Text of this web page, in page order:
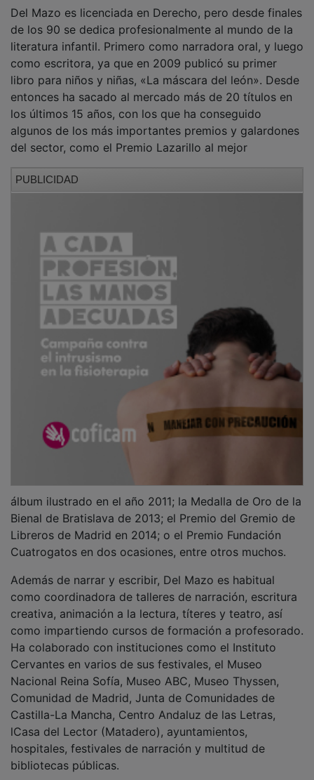
de los 90 se dedica profesionalmente al mundo de la
literatura infantil. Primero como narradora oral, y luego
como escritora, ya que en 2009 publicó su primer
libro para niños y niñas, «La máscara del león». Desde
entonces ha sacado al mercado más de 20 títulos en
los últimos 15 años, con los que ha conseguido
algunos de los más importantes premios y galardones
del sector, como el Premio Lazarillo al mejor
Bienal de Bratislava de 2013; el Premio del Gremio de
Libreros de Madrid en 2014; o el Premio Fundación
Cuatrogatos en dos ocasiones, entre otros muchos.
como coordinadora de talleres de narración, escritura
creativa, animación a la lectura, títeres y teatro, así
como impartiendo cursos de formación a profesorado.
Ha colaborado con instituciones como el Instituto
Cervantes en varios de sus festivales, el Museo
Nacional Reina Sofía, Museo ABC, Museo Thyssen,
Comunidad de Madrid, Junta de Comunidades de
Castilla-La Mancha, Centro Andaluz de las Letras,
lCasa del Lector (Matadero), ayuntamientos,
hospitales, festivales de narración y multitud de
bibliotecas públicas.